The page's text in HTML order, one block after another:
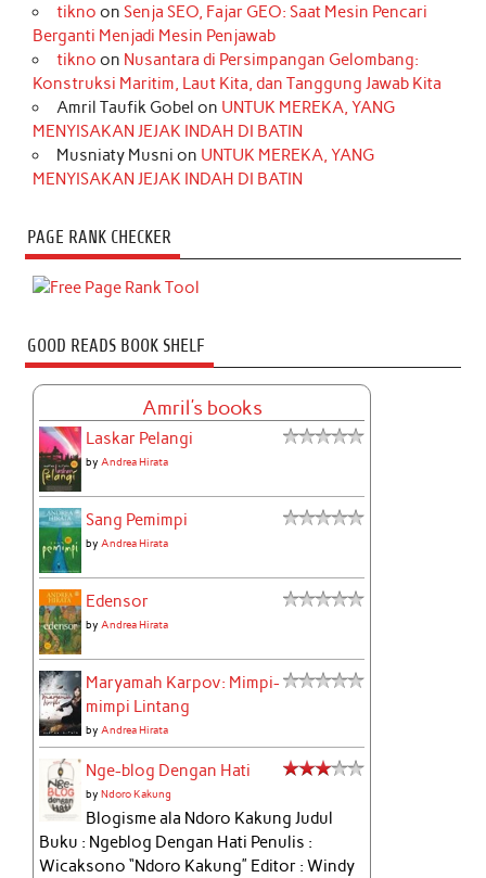
tikno on Senja SEO, Fajar GEO: Saat Mesin Pencari
Berganti Menjadi Mesin Penjawab
tikno on Nusantara di Persimpangan Gelombang:
Konstruksi Maritim, Laut Kita, dan Tanggung Jawab Kita
Amril Taufik Gobel on UNTUK MEREKA, YANG
MENYISAKAN JEJAK INDAH DI BATIN
Musniaty Musni on UNTUK MEREKA, YANG
MENYISAKAN JEJAK INDAH DI BATIN
PAGE RANK CHECKER
GOOD READS BOOK SHELF
Amril's books
Laskar Pelangi
byAndrea Hirata
Sang Pemimpi
byAndrea Hirata
Edensor
byAndrea Hirata
Maryamah Karpov: Mimpi-
mimpi Lintang
byAndrea Hirata
Nge-blog Dengan Hati
byNdoro Kakung
Blogisme ala Ndoro Kakung Judul
Buku : Ngeblog Dengan Hati Penulis :
Wicaksono “Ndoro Kakung” Editor : Windy